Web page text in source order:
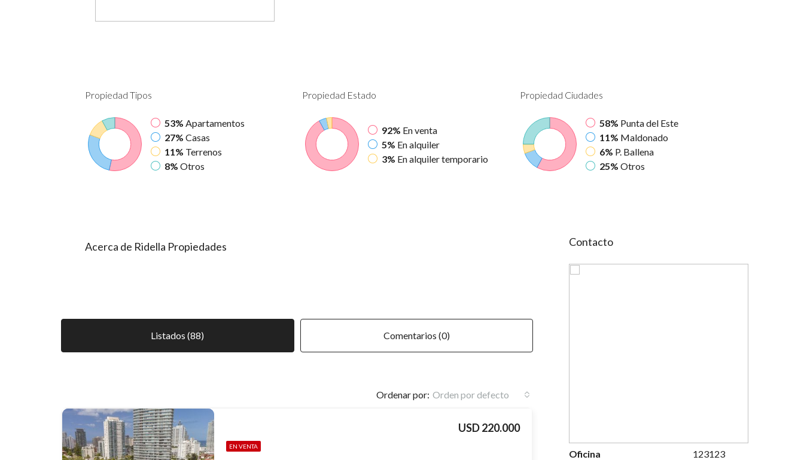
Propiedad Tipos
53% Apartamentos
27% Casas
11% Terrenos
8% Otros
Propiedad Estado
92% En venta
5% En alquiler
3% En alquiler temporario
Propiedad Ciudades
58% Punta del Este
11% Maldonado
6% P. Ballena
25% Otros
Acerca de Ridella Propiedades
Listados (88) Comentarios (0)
Ordenar por: Orden por defecto
EN VENTA
USD 220.000
Contacto
Oficina
123123